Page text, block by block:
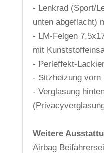
- Lenkrad (Sport/
unten abgeflacht)
- LM-Felgen
mit
- Perleffekt-
- Sitzheizung vorn
- Verglasung
Weitere
Airbag